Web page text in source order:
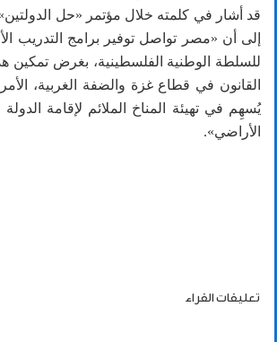
قد أشار في كلمته خلال مؤتمر «حل
إلى أن «مصر تواصل توفير برامج التدريب
للسلطة الوطنية الفلسطينية، بغرض تمكين
القانون في قطاع غزة والضفة الغربية،
يُسهِم في تهيئة المناخ الملائم لإقامة
الأراضي».
تعليقات القراء